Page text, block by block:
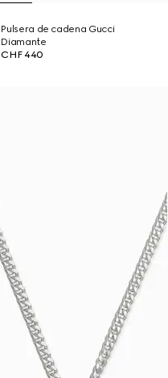
Pulsera de cadena Gucci
Diamante
CHF 440